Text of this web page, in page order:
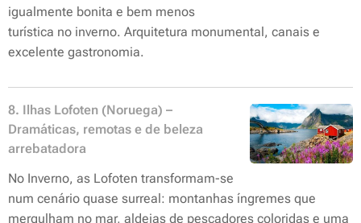
igualmente bonita e bem menos
turística no inverno. Arquitetura monumental, canais e
excelente gastronomia.
8. Ilhas Lofoten (Noruega) –
Dramáticas, remotas e de beleza
arrebatadora
No Inverno, as Lofoten transformam-se
num cenário quase surreal: montanhas íngremes que
mergulham no mar, aldeias de pescadores coloridas e uma